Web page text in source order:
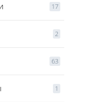
17
2
63
1